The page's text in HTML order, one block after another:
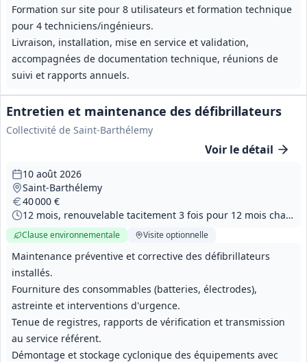
Formation sur site pour 8 utilisateurs et formation technique
pour 4 techniciens/ingénieurs.
Livraison, installation, mise en service et validation,
accompagnées de documentation technique, réunions de
suivi et rapports annuels.
Entretien et maintenance des défibrillateurs
Collectivité de Saint-Barthélemy
Voir le détail
Maintenance préventive et corrective des défibrillateurs
installés.
Fourniture des consommables (batteries, électrodes),
astreinte et interventions d'urgence.
Tenue de registres, rapports de vérification et transmission
au service référent.
Démontage et stockage cyclonique des équipements avec
10 août 2026
Saint-Barthélemy
40 000 €
12 mois, renouvelable tacitement 3 fois pour 12 mois chacune
Clause environnementale Visiteoptionnelle